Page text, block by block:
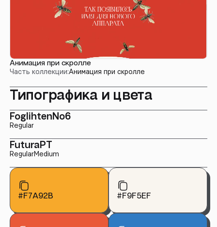
Анимация при скролле
Часть коллекции:Анимация при скролле
Типографика и цвета
FoglihtenNo6
Regular
FuturaPT
RegularMedium
#F7A92B #F9F5EF